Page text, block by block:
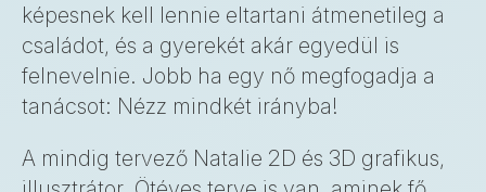
képesnek kell lennie eltartani átmenetileg a
családot, és a gyerekét akár egyedül is
felnevelnie. Jobb ha egy nő megfogadja a
tanácsot: Nézz mindkét irányba!
A mindig tervező Natalie 2D és 3D grafikus,